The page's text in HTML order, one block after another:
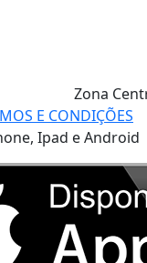
Zona
E CONDIÇÕES
Ipad e Android